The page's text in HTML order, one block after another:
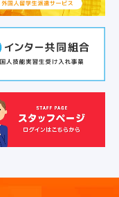
さい